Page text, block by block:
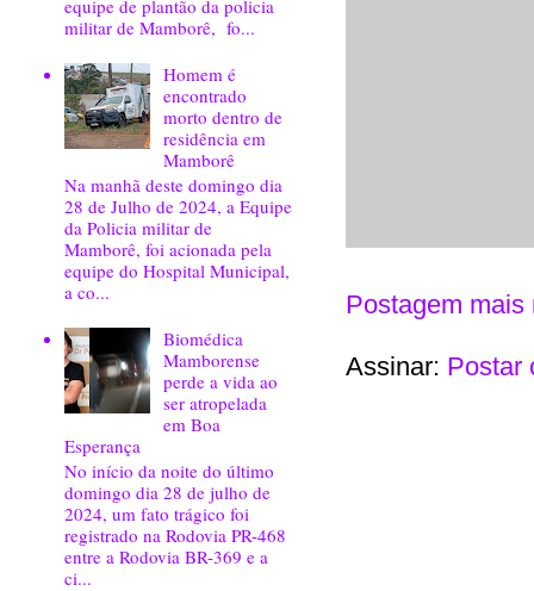
Postagem mais
Assinar: Postar
equipe de plantão da policia
militar de Mamborê, fo...
Homem é
encontrado
morto dentro de
residência em
Mamborê
Na manhã deste domingo dia
28 de Julho de 2024, a Equipe
da Policia militar de
Mamborê, foi acionada pela
equipe do Hospital Municipal,
a co...
Biomédica
Mamborense
perde a vida ao
ser atropelada
em Boa
Esperança
No início da noite do último
domingo dia 28 de julho de
2024, um fato trágico foi
registrado na Rodovia PR-468
entre a Rodovia BR-369 e a
ci...